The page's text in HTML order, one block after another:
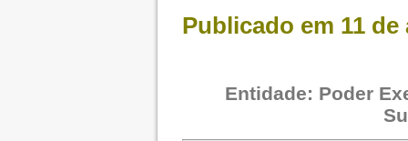
Publicado em 11 de
Entidade: Poder